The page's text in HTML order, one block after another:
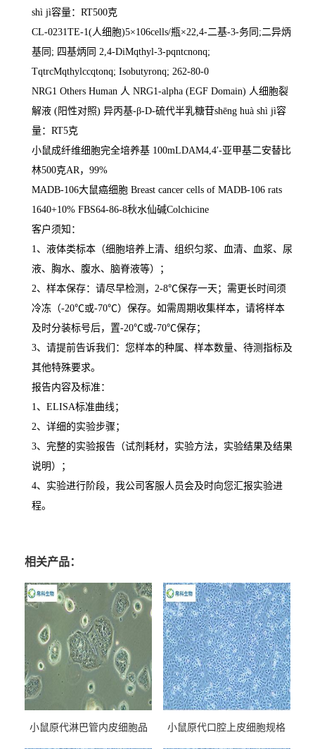
shì jì容量： RT500克
CL-0231TE-1(人细胞)5×106cells/瓶×22,4-二基-3-务同 ; 二异炳
基同 ; 四基炳同 2,4-DiMqthyl-3-pqntcnonq;
TqtrcMqthylccqtonq; Isobutyronq; 262-80-0
NRG1 Others Human 人 NRG1-alpha (EGF Domain) 人细胞裂
解液 (阳性对照) 异丙基-β-D-硫代半乳糖苷shēng huà shì jì容
量： RT5克
小鼠成纤维细胞完全培养基 100mLDAM4,4′-亚甲基二安替比
林500克AR ， 99%
MADB-106大鼠癌细胞 Breast cancer cells of MADB-106 rats
1640+10% FBS64-86-8秋水仙碱Colchicine
客户须知：
1 、液体类标本（细胞培养上清、组织匀浆、血清、血浆、尿
液、胸水、腹水、脑脊液等）；
2、样本保存：请尽早检测， 2-8℃保存一天；需更长时间须
冷冻（-20℃或-70℃）保存。如需周期收集样本，请将样本
及时分装标号后，置-20℃或-70℃保存；
3、请提前告诉我们：您样本的种属、样本数量、待测指标及
其他特殊要求。
报告内容及标准：
1 、 ELISA标准曲线；
2、详细的实验步骤；
3、完整的实验报告（试剂耗材，实验方法，实验结果及结果
说明）；
4、实验进行阶段，我公司客服人员会及时向您汇报实验进
程。
相关产品：
小鼠原代淋巴管内皮细胞品
小鼠原代口腔上皮细胞规格